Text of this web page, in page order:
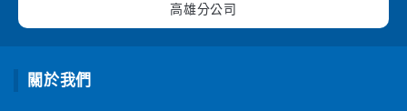
高雄分公司
關於我們